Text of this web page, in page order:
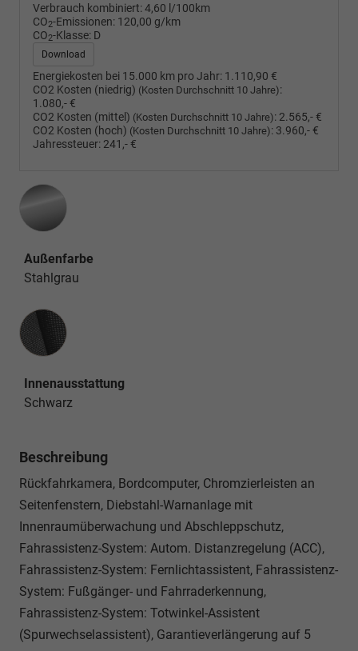
Verbrauch kombiniert:4,60 l/100km
CO2-Emissionen: 120,00 g/km
CO2-Klasse: D
Download
Energiekosten bei 15.000 km pro Jahr: 1.110,90 €
CO2 Kosten (niedrig) (Kosten Durchschnitt 10 Jahre):
1.080,- €
CO2 Kosten (mittel) (Kosten Durchschnitt 10 Jahre): 2.565,- €
CO2 Kosten (hoch) (Kosten Durchschnitt 10 Jahre): 3.960,- €
Jahressteuer: 241,- €
Außenfarbe
Stahlgrau
Innenausstattung
Innenausstattung
Schwarz
Beschreibung
Rückfahrkamera, Bordcomputer, Chromzierleisten an
Seitenfenstern, Diebstahl-Warnanlage mit
Innenraumüberwachung und Abschleppschutz,
Fahrassistenz-System: Autom. Distanzregelung (ACC),
Fahrassistenz-System: Fernlichtassistent, Fahrassistenz-
System: Fußgänger- und Fahrraderkennung,
Fahrassistenz-System: Totwinkel-Assistent
(Spurwechselassistent), Garantieverlängerung auf 5